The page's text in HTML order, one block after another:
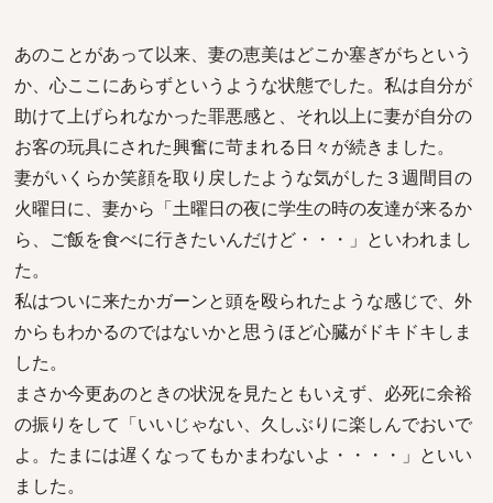
あのことがあって以来、妻の恵美はどこか塞ぎがちという
か、心ここにあらずというような状態でした。私は自分が
助けて上げられなかった罪悪感と、それ以上に妻が自分の
お客の玩具にされた興奮に苛まれる日々が続きました。
妻がいくらか笑顔を取り戻したような気がした３週間目の
火曜日に、妻から「土曜日の夜に学生の時の友達が来るか
ら、ご飯を食べに行きたいんだけど・・・」といわれまし
た。
私はついに来たかガーンと頭を殴られたような感じで、外
からもわかるのではないかと思うほど心臓がドキドキしま
した。
まさか今更あのときの状況を見たともいえず、必死に余裕
の振りをして「いいじゃない、久しぶりに楽しんでおいで
よ。たまには遅くなってもかまわないよ・・・・」といい
ました。